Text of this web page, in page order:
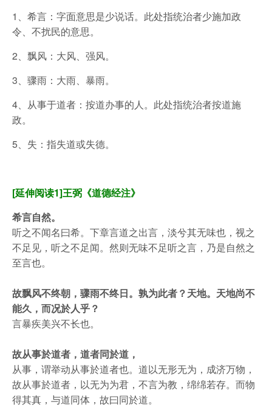
1、希言：字面意思是少说话。此处指统治者少施加政
令、不扰民的意思。
2、飘风：大风、强风。
3、骤雨：大雨、暴雨。
4、从事于道者：按道办事的人。此处指统治者按道施
政。
5、失：指失道或失德。
[延伸阅读1]王弼《道德经注》
希言自然。
听之不闻名曰希。下章言道之出言，淡兮其无味也，视之
不足见，听之不足闻。然则无味不足听之言，乃是自然之
至言也。
故飘风不终朝，骤雨不终日。孰为此者？天地。天地尚不
能久，而况於人乎？
言暴疾美兴不长也。
故从事於道者，道者同於道，
从事，谓举动从事於道者也。道以无形无为，成济万物，
故从事於道者，以无为为君，不言为教，绵绵若存。而物
得其真，与道同体，故曰同於道。